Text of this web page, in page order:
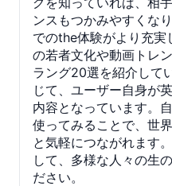
ンスもつかみやすくな
でのthe体験がより充実
の若者文化や動画トレ
ラング20選を紹介して
じて、ユーザー自身が
内容となっています。
使ってみることで、世
と気軽につながれます
して、多様な人々の生
ださい。